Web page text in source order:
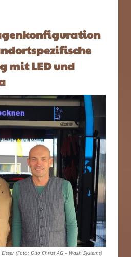
mit LED und
(Foto: Otto Christ AG – Wash Systems)